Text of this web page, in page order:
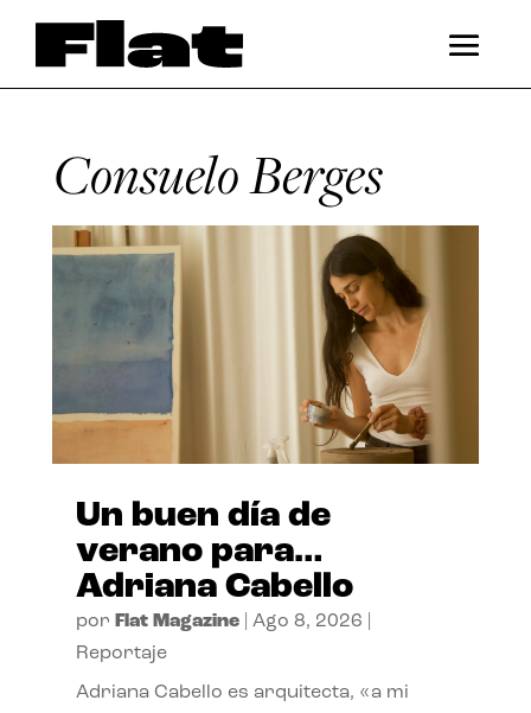
Consuelo Berges
Un buen día de
verano para…
Adriana Cabello
por Flat Magazine| Ago 8, 2026
Reportaje
Adriana Cabello es arquitecta, «a mi